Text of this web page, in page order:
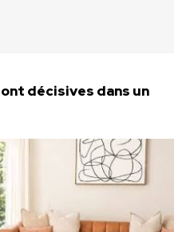
décisives dans un